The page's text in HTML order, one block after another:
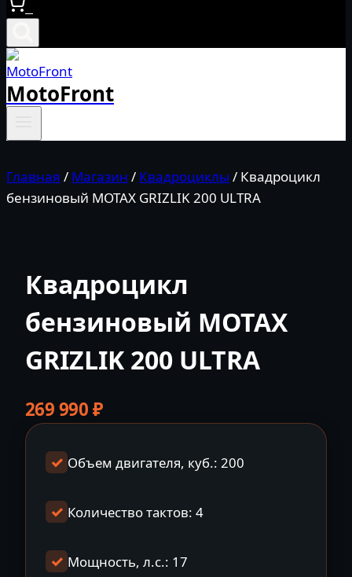
MotoFront
Главная / Магазин / Квадроциклы / Квадроцикл
бензиновый MOTAX GRIZLIK 200 ULTRA
Квадроцикл
бензиновый MOTAX
GRIZLIK 200 ULTRA
269 990₽
Объем двигателя, куб.: 200
Количество тактов: 4
Мощность, л.с.: 17